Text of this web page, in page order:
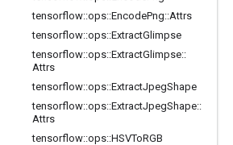
tensorflow::ops::EncodePng::Attrs
tensorflow::ops::ExtractGlimpse
tensorflow::ops::ExtractGlimpse::
Attrs
tensorflow::ops::ExtractJpegShape
tensorflow::ops::ExtractJpegShape::
Attrs
tensorflow::ops::HSVToRGB